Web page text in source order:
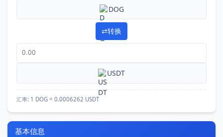
DOG
⇄转换
USDT
汇率: 1 DOG = 0.0006262 USDT
基本信息